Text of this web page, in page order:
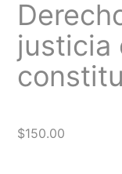
justicia
$150.00